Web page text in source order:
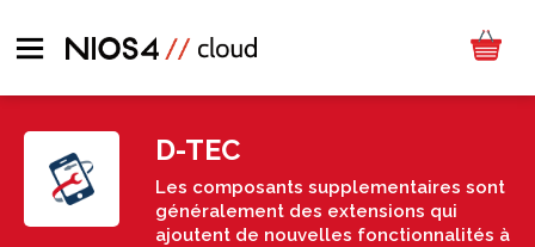
D-TEC
Les composants supplementaires sont
généralement des extensions qui
ajoutent de nouvelles fonctionnalités à